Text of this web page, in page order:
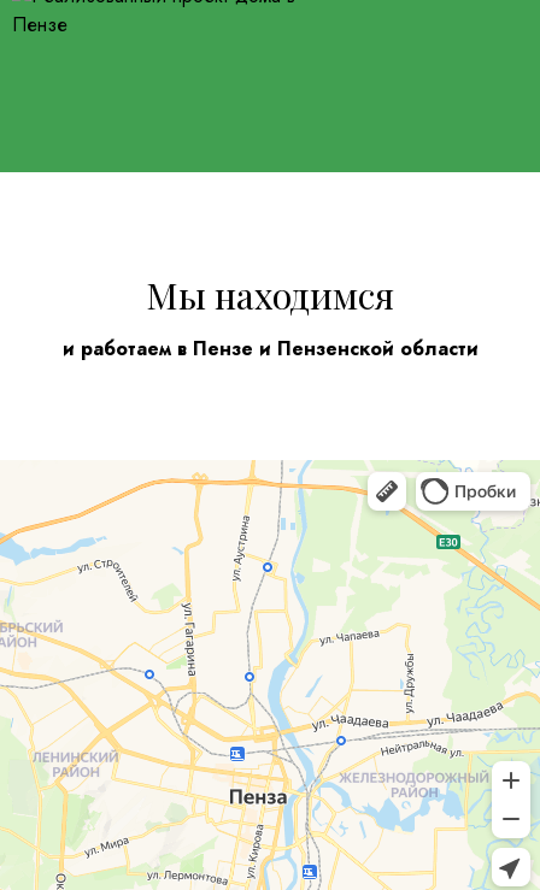
Мы находимся
и работаем в Пензе и Пензенской области